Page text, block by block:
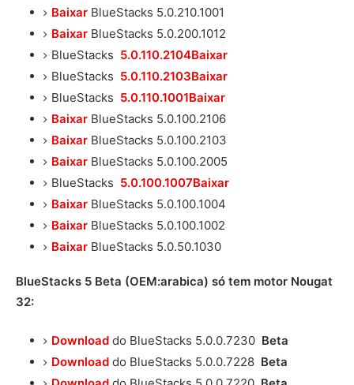
Baixar BlueStacks 5.0.210.1001
Baixar BlueStacks 5.0.200.1012
BlueStacks 5.0.110.2104Baixar
BlueStacks 5.0.110.2103Baixar
BlueStacks 5.0.110.1001Baixar
Baixar BlueStacks 5.0.100.2106
Baixar BlueStacks 5.0.100.2103
Baixar BlueStacks 5.0.100.2005
BlueStacks 5.0.100.1007Baixar
Baixar BlueStacks 5.0.100.1004
Baixar BlueStacks 5.0.100.1002
Baixar BlueStacks 5.0.50.1030
BlueStacks 5 Beta (OEM:arabica) só tem motor Nougat
32:
Download do BlueStacks 5.0.0.7230 Beta
Download do BlueStacks 5.0.0.7228 Beta